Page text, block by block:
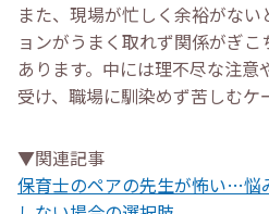
また、現場が忙しく余裕がない
ョンがうまく取れず関係がぎこ
あります。中には理不尽な注意
受け、職場に馴染めず苦しむケ
▼関連記事
保育士のペアの先生が怖い…悩